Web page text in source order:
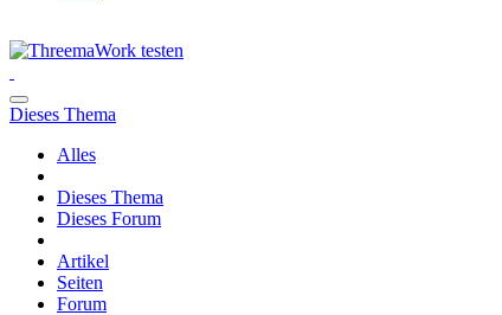
Dieses Thema
Alles
Dieses Thema
Dieses Forum
Artikel
Seiten
Forum